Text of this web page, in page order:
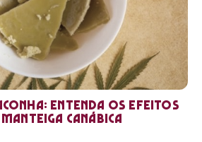
entenda os efeitos
canábica